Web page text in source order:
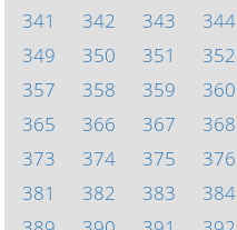
341
342 343 344
349
350 351 352
357
358 359 360
365
366 367 368
373
374 375 376
381
382 383 384